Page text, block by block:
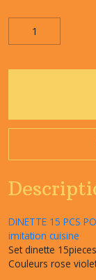
DINETTE 15 PCS
imitation cuisine
Set dinette
Couleurs rose